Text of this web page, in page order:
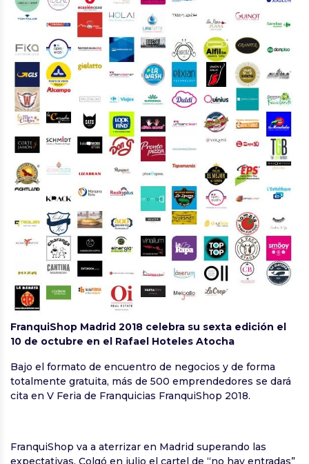
FranquiShop Madrid 2018 celebra su sexta edición el
10 de octubre en el Rafael Hoteles Atocha
Bajo el formato de encuentro de negocios y de forma
totalmente gratuita, más de 500 emprendedores se dará
cita en V Feria de Franquicias FranquiShop 2018.
FranquiShop va a aterrizar en Madrid superando las
expectativas. Colgó en julio el cartel de “no hay entradas”